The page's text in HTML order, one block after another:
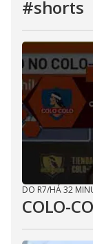
#shorts
DO R7/HÁ 32
COLO-